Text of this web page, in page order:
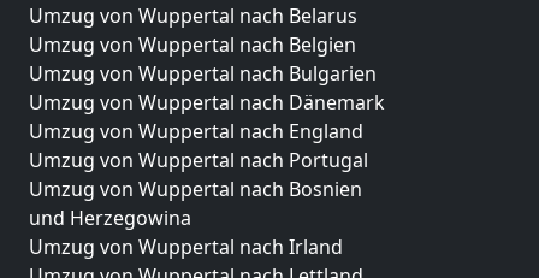
Umzug von Wuppertal nach Belarus
Umzug von Wuppertal nach Belgien
Umzug von Wuppertal nach Bulgarien
Umzug von Wuppertal nach Dänemark
Umzug von Wuppertal nach England
Umzug von Wuppertal nach Portugal
Umzug von Wuppertal nach Bosnien
und Herzegowina
Umzug von Wuppertal nach Irland